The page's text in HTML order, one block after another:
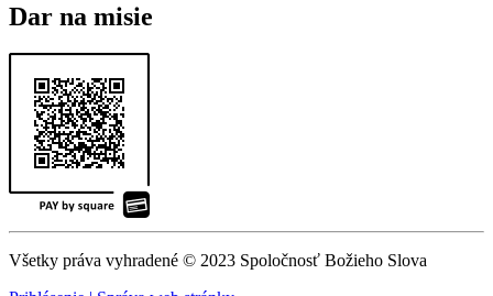
Dar na misie
Všetky práva vyhradené © 2023 Spoločnosť Božieho Slova